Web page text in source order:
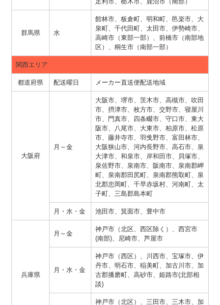
群馬県 水
館林市、板倉町、明和町、邑楽市、大
泉町、千代田町、太田市、伊勢崎市、
高崎市（東部一部）、前橋市（南部地
区）、桐生市（南部一部）
関西エリア
都道府県 配送曜日 メーカー直送便配送地域
大阪府
月～金
大阪市、堺市、茨木市、高槻市、吹田
市、摂津市、枚方市、交野市、寝屋川
市、門真市、四条畷市、守口市、東大
阪市、八尾市、大東市、柏原市、松原
市、藤井寺市、羽曵野市、富田林市、
大阪狭山市、河内長野市、高石市、泉
大津市、和泉市、岸和田市、貝塚市、
泉佐野市、泉南市、阪南市、泉南郡岬
町、泉南郡田尻町、泉南郡熊取町、泉
北郡忠岡町、千早赤坂村、河南町、太
子町、三島郡島本町
月・水・金 池田市、箕面市、豊中市
兵庫県
月～金
神戸市（北区、西区除く）、西宮市
(南部)、尼崎市、芦屋市
月・水・金
神戸市（西区）、川西市、宝塚市、伊
丹市、明石市、稲美町、加古川市、加
古郡播磨町、高砂市、姫路市(北部相
談)
神戸市（北区）、三田市、三木市、加